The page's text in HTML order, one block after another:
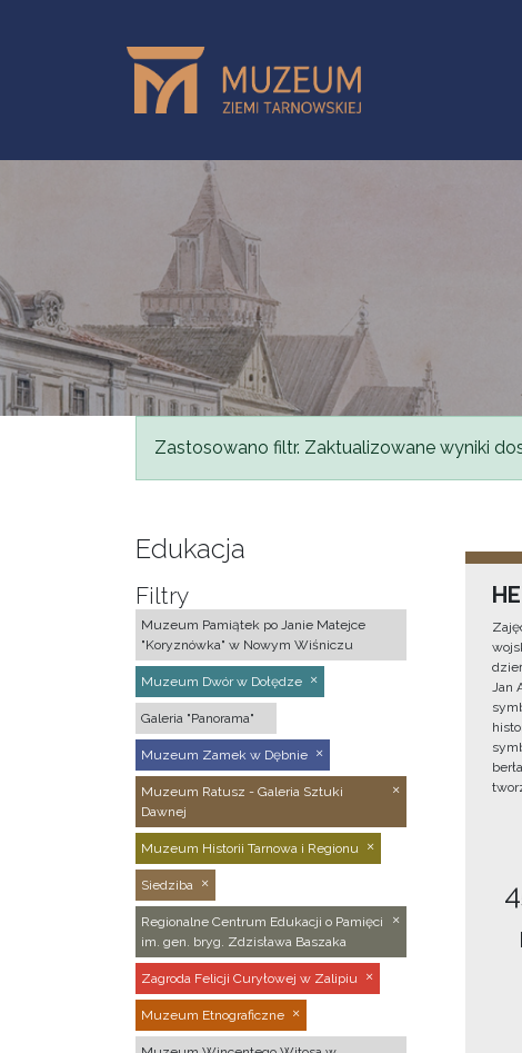
Komunikat
Zastosowano filtr. Zaktualizowane wyniki
Edukacja
Filtry
Muzeum Pamiątek po Janie Matejce
"Koryznówka" w Nowym Wiśniczu
Muzeum Dwór w Dołędze
Galeria "Panorama"
Muzeum Zamek w Dębnie
Muzeum Ratusz - Galeria Sztuki
Dawnej
Muzeum Historii Tarnowa i Regionu
Siedziba
Regionalne Centrum Edukacji o Pamięci
im. gen. bryg. Zdzisława Baszaka
Zagroda Felicji Curyłowej w Zalipiu
Muzeum Etnograficzne
Jan